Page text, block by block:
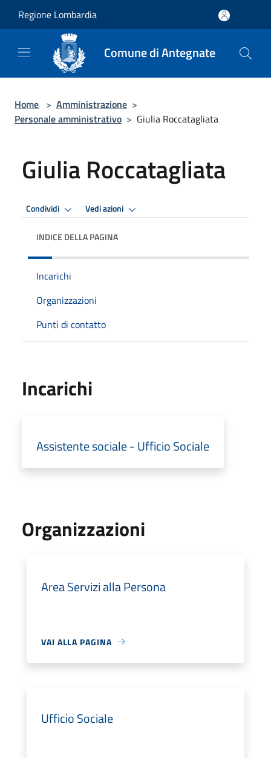
Regione Lombardia
Comune di Antegnate
Home > Amministrazione >
Personale amministrativo > Giulia Roccatagliata
Giulia Roccatagliata
Condividi Vedi azioni
INDICE DELLA PAGINA
Incarichi
Organizzazioni
Punti di contatto
Incarichi
Assistente sociale - Ufficio Sociale
Organizzazioni
Area Servizi alla Persona
VAI ALLA PAGINA
Ufficio Sociale